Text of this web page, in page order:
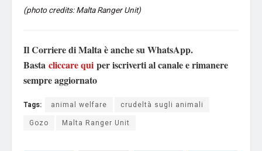
(photo credits: Malta Ranger Unit)
Il Corriere di Malta è anche su WhatsApp.
Basta cliccare qui per iscriverti al canale e rimanere
sempre aggiornato
Tags: animal welfare
crudeltà sugli animali
Gozo
Malta Ranger Unit